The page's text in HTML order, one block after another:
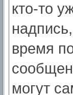
кто-то
время
могут